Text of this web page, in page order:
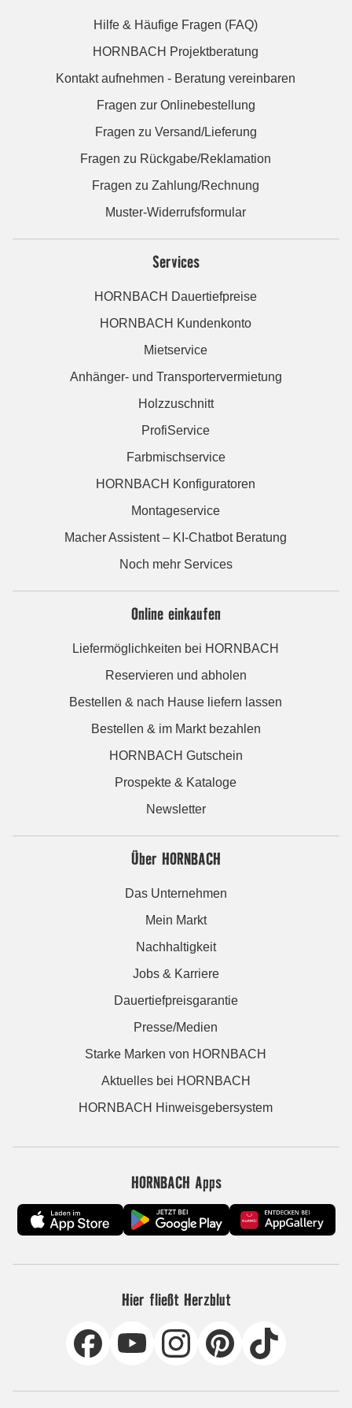
Hilfe & Häufige Fragen (FAQ)
HORNBACH Projektberatung
Kontakt aufnehmen - Beratung vereinbaren
Fragen zur Onlinebestellung
Fragen zu Versand/Lieferung
Fragen zu Rückgabe/Reklamation
Fragen zu Zahlung/Rechnung
Muster-Widerrufsformular
Services
HORNBACH Dauertiefpreise
HORNBACH Kundenkonto
Mietservice
Anhänger- und Transportervermietung
Holzzuschnitt
ProfiService
Farbmischservice
HORNBACH Konfiguratoren
Montageservice
Macher Assistent – KI-Chatbot Beratung
Noch mehr Services
Online einkaufen
Liefermöglichkeiten bei HORNBACH
Reservieren und abholen
Bestellen & nach Hause liefern lassen
Bestellen & im Markt bezahlen
HORNBACH Gutschein
Prospekte & Kataloge
Newsletter
Über HORNBACH
Das Unternehmen
Mein Markt
Nachhaltigkeit
Jobs & Karriere
Dauertiefpreisgarantie
Presse/Medien
Starke Marken von HORNBACH
Aktuelles bei HORNBACH
HORNBACH Hinweisgebersystem
HORNBACH Apps
Hier fließt Herzblut